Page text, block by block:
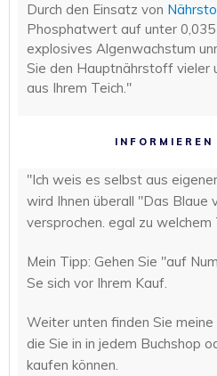
Durch den Einsatz von
Phosphatwert auf unter
explosives Algenwachstum
Sie den Hauptnährstoff vieler
aus Ihrem Teich."
"Ich weis es selbst aus
wird Ihnen überall "Das Blaue
versprochen. egal zu welchem
Mein Tipp: Gehen Sie "auf
Se sich vor Ihrem Kauf.
Weiter unten finden Sie
die Sie in in jedem Buchshop
kaufen können.